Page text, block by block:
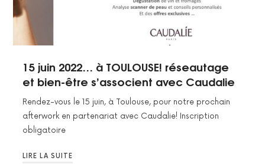
15 juin 2022… à TOULOUSE! réseautage
et bien-être s’associent avec Caudalie
Rendez-vous le 15 juin, à Toulouse, pour notre prochain
afterwork en partenariat avec Caudalie! Inscription
obligatoire
LIRE LA SUITE